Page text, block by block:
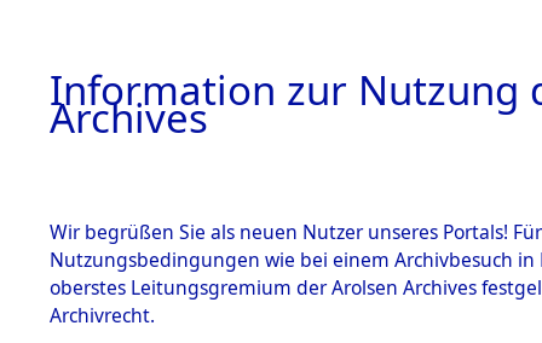
Information zur Nutzung
Archives
Wir begrüßen Sie als neuen Nutzer unseres Portals!
Nutzungsbedingungen wie bei einem Archivbesuch
oberstes Leitungsgremium der Arolsen Archives
Archivrecht.